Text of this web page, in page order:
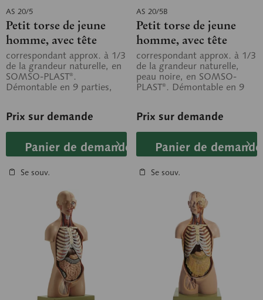
AS 20/5
Petit torse de jeune
homme, avec tête
correspondant approx. à 1/3
de la grandeur naturelle, en
SOMSO-PLAST®.
Démontable en 9 parties,
Prix sur demande
Panier de demande
Se souv.
AS 20/5B
Petit torse de jeune
homme, avec tête
correspondant approx. à 1/3
de la grandeur naturelle,
peau noire, en SOMSO-
PLAST®. Démontable en 9
Prix sur demande
Panier de demande
Se souv.